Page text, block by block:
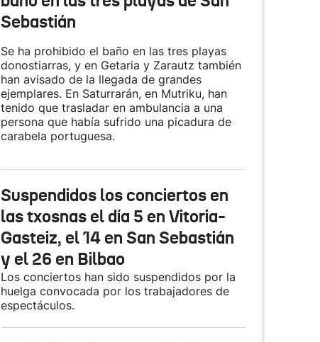
Sebastián
Se ha prohibido el baño en las tres playas
donostiarras, y en Getaria y Zarautz también
han avisado de la llegada de grandes
ejemplares. En Saturrarán, en Mutriku, han
tenido que trasladar en ambulancia a una
persona que había sufrido una picadura de
carabela portuguesa.
Suspendidos los conciertos en
las txosnas el día 5 en Vitoria-
Gasteiz, el 14 en San Sebastián
y el 26 en Bilbao
Los conciertos han sido suspendidos por la
huelga convocada por los trabajadores de
espectáculos.